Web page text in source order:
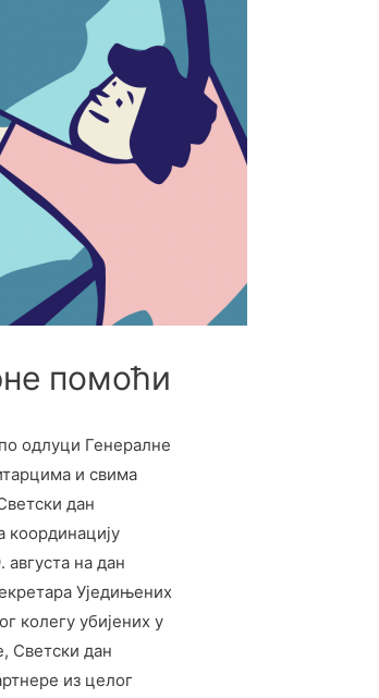
помоћи
одлуци Генералне
и свима
дан
координацију
на дан
Уједињених
колегу убијених у
Светски дан
из целог